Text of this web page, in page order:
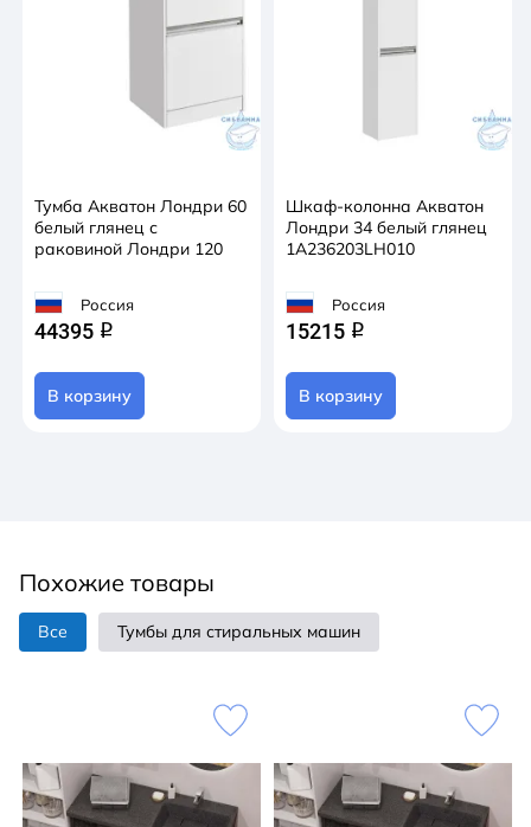
Тумба Акватон Лондри 60
белый глянец с
раковиной Лондри 120
Россия
44395 q
В корзину
Шкаф-колонна Акватон
Лондри 34 белый глянец
1A236203LH010
Россия
15215 q
В корзину
Похожие товары
Все Тумбы для стиральных машин